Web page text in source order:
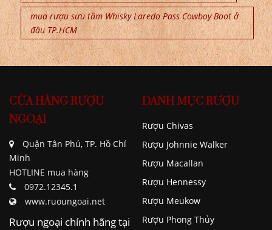
mua rượu sưu tầm Whisky Laredo Pass Cowboy Boot ở
đâu TP.HCM
CỬA HÀNG RƯỢU
NGOẠI
Quận Tân Phú, TP. Hồ Chí
Minh
HOTLINE mua hàng
0972.12345.1
www.ruoungoai.net
Rượu ngoại chính hãng tại
DANH MỤC RƯỢU
Rượu Chivas
Rượu Johnnie Walker
Rượu Macallan
Rượu Hennessy
Rượu Meukow
Rượu Phong Thủy